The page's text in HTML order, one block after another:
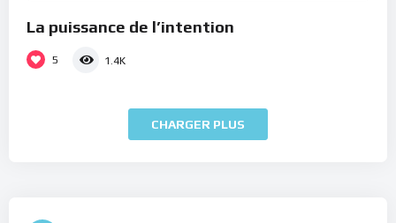
La puissance de l’intention
5 1.4K
CHARGER PLUS